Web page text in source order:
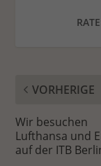
VORHERIGE
Wir besuchen
Lufthansa und
auf der ITB